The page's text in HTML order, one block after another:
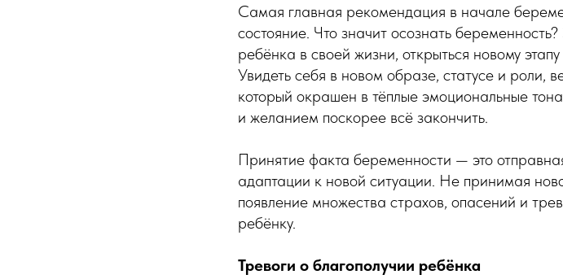
Самая главная рекомендация в начале
состояние. Что значит осознать
ребёнка в своей жизни, открыться новому
Увидеть себя в новом образе, статусе и роли,
который окрашен в тёплые эмоциональные
и желанием поскорее всё закончить.
Принятие факта беременности — это
адаптации к новой ситуации. Не принимая
появление множества страхов, опасений и
ребёнку.
Тревоги о благополучии ребёнка